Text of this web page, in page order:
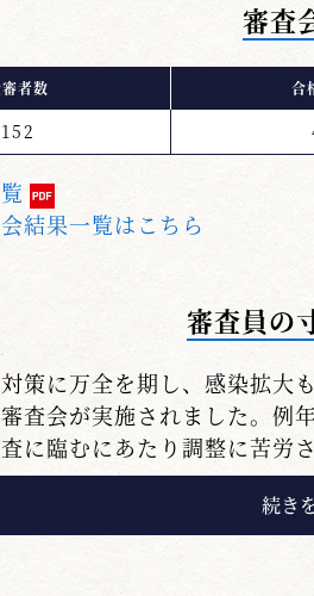
審査
者数 合
152
結果一覧はこちら
審査員の
策に万全を期し、感染拡大
査会が実施されました。例
に臨むにあたり調整に苦労
は草間純市居合道委員長よ
引き締めて審査に臨みまし